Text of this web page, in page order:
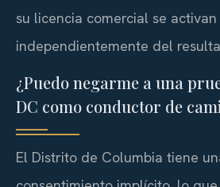
su licencia comercial se activan
independientemente del
¿Puedo negarme a una
DC como conductor de
El Distrito de Columbia tiene